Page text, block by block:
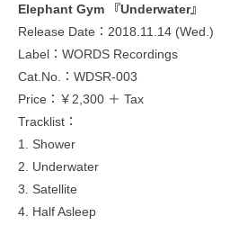
Elephant Gym 『Underwater』
Release Date：2018.11.14 (Wed.)
Label：WORDS Recordings
Cat.No.：WDSR-003
Price：￥2,300 ＋ Tax
Tracklist：
1. Shower
2. Underwater
3. Satellite
4. Half Asleep